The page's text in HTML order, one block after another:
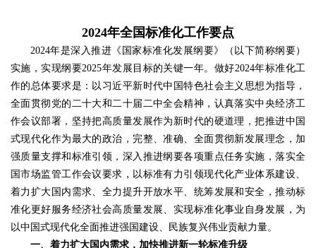
2024年全国标准化工作要点
2024年是深入推进《国家标准化发展纲要》（以下简称纲要）
实施，实现纲要2025年发展目标的关键一年。做好2024年标准化工
作的总体要求是：以习近平新时代中国特色社会主义思想为指导，
全面贯彻党的二十大和二十届二中全会精神，认真落实中央经济工
作会议部署，坚持把高质量发展作为新时代的硬道理，把推进中国
式现代化作为最大的政治，完整、准确、全面贯彻新发展理念，加
强质量支撑和标准引领，深入推进纲要各项重点任务实施，落实全
国市场监管工作会议要求，以标准有力引领现代化产业体系建设、
着力扩大国内需求、全力提升开放水平、统筹发展和安全，推动标
准化更好服务经济社会高质量发展、实现标准化事业自身发展，为
以中国式现代化全面推进强国建设、民族复兴伟业贡献力量。
一、着力扩大国内需求，加快推进新一轮标准升级